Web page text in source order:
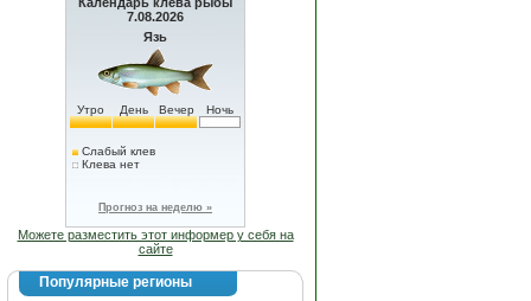
7.08.2026
Язь
Утро День Вечер Ночь
Слабый клев
Клева нет
Прогноз на неделю »
Можете разместить этот информер у себя на
сайте
Популярные регионы